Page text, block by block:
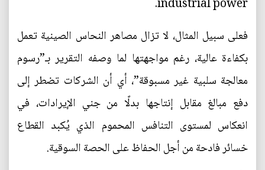
industrial power.
فعلى سبيل المثال، لا تزال مصاهر النحاس الصينية تعمل
بكفاءة عالية، رغم مواجهتها لما وصفه التقرير بـ”رسوم
معالجة سلبية غير مسبوقة”، أي أن الشركات تضطر إلى
دفع مبالغ مقابل إنتاجها بدلًا من جني الإيرادات، في
انعكاس لمستوى التنافس المحموم الذي يُكبد القطاع
خسائر فادحة من أجل الحفاظ على الحصة السوقية.